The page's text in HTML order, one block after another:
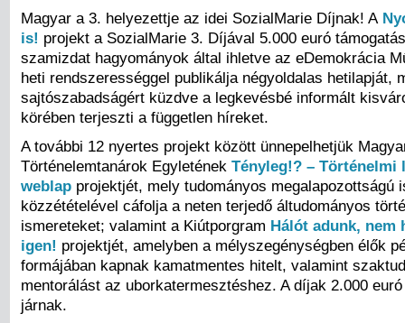
Magyar a 3. helyezettje az idei SozialMarie Díjnak! A
is! projekt a SozialMarie 3. Díjával 5.000 euró
szamizdat hagyományok által ihletve az eDemokrácia
heti rendszerességgel publikálja négyoldalas hetilapját,
sajtószabadságért küzdve a legkevésbé informált
körében terjeszti a független híreket.
A további 12 nyertes projekt között ünnepelhetjük
Történelemtanárok Egyletének Tényleg!? – Történelmi
weblap projektjét, mely tudományos megalapozottságú
közzétételével cáfolja a neten terjedő áltudományos
ismereteket; valamint a Kiútporgram Hálót adunk, nem
igen! projektjét, amelyben a mélyszegénységben élők
formájában kapnak kamatmentes hitelt, valamint
mentorálást az uborkatermesztéshez. A díjak 2.000
járnak.